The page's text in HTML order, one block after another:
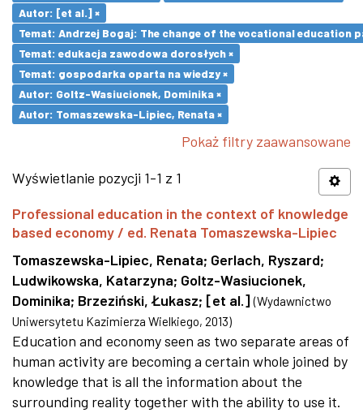
Autor: [et al.] ×
Temat: Andrzej Bogaj: The change of the vocational education
Temat: edukacja zawodowa dorosłych ×
Temat: gospodarka oparta na wiedzy ×
Autor: Goltz-Wasiucionek, Dominika ×
Autor: Tomaszewska-Lipiec, Renata ×
Pokaż filtry zaawansowane
Wyświetlanie pozycji 1-1 z 1
Professional education in the context of knowledge
based economy / ed. Renata Tomaszewska-Lipiec
Tomaszewska-Lipiec, Renata; Gerlach, Ryszard;
Ludwikowska, Katarzyna; Goltz-Wasiucionek,
Dominika; Brzeziński, Łukasz; [et al.] (Wydawnictwo
Uniwersytetu Kazimierza Wielkiego, 2013)
Education and economy seen as two separate areas of
human activity are becoming a certain whole joined by
knowledge that is all the information about the
surrounding reality together with the ability to use it.